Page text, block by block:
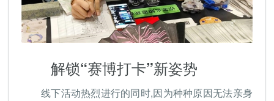
解锁“赛博打卡”新姿势
线下活动热烈进行的同时,因为种种原因无法亲身